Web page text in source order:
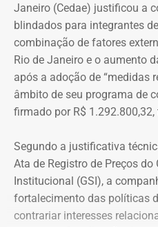
Janeiro (Cedae) justificou a
blindados para integrantes
combinação de fatores
Rio de Janeiro e o aumento
após a adoção de “medidas
âmbito de seu programa de
firmado por R$
Segundo a justificativa
Ata de Registro de Preços do
Institucional (GSI), a
fortalecimento das políticas
contrariar interesses